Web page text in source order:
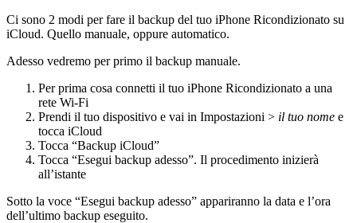
Ci sono 2 modi per fare il backup del tuo iPhone Ricondizionato su
iCloud. Quello manuale, oppure automatico.
Adesso vedremo per primo il backup manuale.
Per prima cosa connetti il tuo iPhone Ricondizionato a una
rete Wi-Fi
Prendi il tuo dispositivo e vai in Impostazioni > il tuo nome e
tocca iCloud
Tocca “Backup iCloud”
Tocca “Esegui backup adesso”. Il procedimento inizierà
all’istante
Sotto la voce “Esegui backup adesso” appariranno la data e l’ora
dell’ultimo backup eseguito.